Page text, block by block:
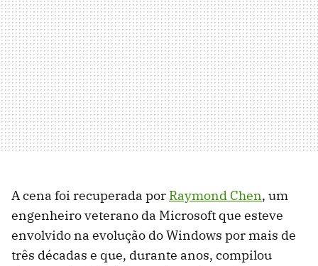
A cena foi recuperada por Raymond Chen, um
engenheiro veterano da Microsoft que esteve
envolvido na evolução do Windows por mais de
três décadas e que, durante anos, compilou